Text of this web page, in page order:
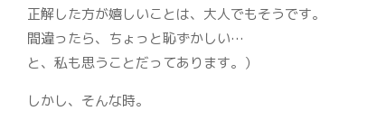
正解した方が嬉しいことは、大人でもそうです。
間違ったら、ちょっと恥ずかしい…
と、私も思うことだってあります。）
しかし、そんな時。